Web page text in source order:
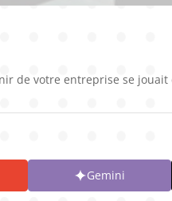
de votre entreprise se
Gemini